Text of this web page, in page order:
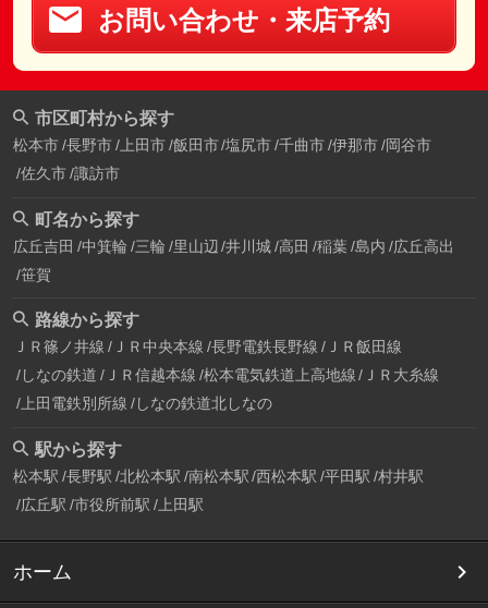
お問い合わせ・来店予約
市区町村から探す
松本市 長野市 上田市 飯田市 塩尻市 千曲市 伊那市 岡谷市
佐久市 諏訪市
町名から探す
広丘吉田 中箕輪 三輪 里山辺 井川城 高田 稲葉 島内 広丘高出
笹賀
路線から探す
ＪＲ篠ノ井線 ＪＲ中央本線 長野電鉄長野線 ＪＲ飯田線
しなの鉄道 ＪＲ信越本線 松本電気鉄道上高地線
ＪＲ大糸線
上田電鉄別所線 しなの鉄道北しなの
駅から探す
松本駅 長野駅 北松本駅 南松本駅 西松本駅 平田駅 村井駅
広丘駅 市役所前駅 上田駅
ホーム